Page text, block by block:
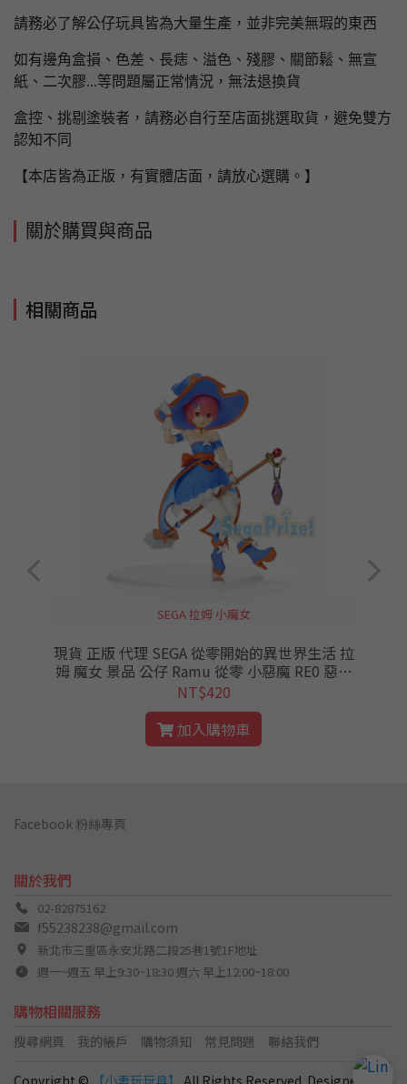
請務必了解公仔玩具皆為大量生產，並非完美無瑕的東西
如有邊角盒損、色差、長痣、溢色、殘膠、關節鬆、無宣
紙、二次膠...等問題屬正常情況，無法退換貨
盒控、挑剔塗裝者，請務必自行至店面挑選取貨，避免雙方
認知不同
【本店皆為正版，有實體店面，請放心選購。】
關於購買與商品
相關商品
SEGA 拉姆 小魔女
現貨 正版 代理 SEGA 從零開始的異世界生活 拉
姆 魔女 景品 公仔 Ramu 從零 小惡魔 RE0 惡作
劇
NT$420
加入購物車
關於我們
02-82875162
f55238238@gmail.com
新北市三重區永安北路二段25巷1號1F地址
週一~週五 早上9:30~18:30 週六 早上12:00~18:00
購物相關服務
搜尋網頁 我的帳戶 購物須知 常見問題 聯絡我們
Facebook 粉絲專頁